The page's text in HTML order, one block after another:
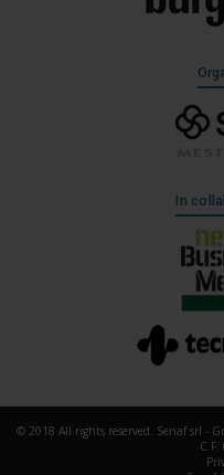
In
© 2018 All rights reserved. Senaf srl -